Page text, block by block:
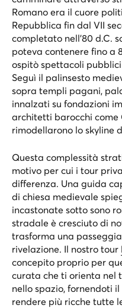
Romano era il cuore
Repubblica fin dal VII
completato nell’80 d.C.
poteva contenere fino a
ospitò spettacoli
Seguì il palinsesto
sopra templi pagani,
innalzati su fondazioni
architetti barocchi come
rimodellarono lo skyline
Questa complessità
motivo per cui i tour
differenza. Una guida
di chiesa medievale
incastonate sotto sono
stradale è cresciuto di
trasforma una
rivelazione. Il nostro tour
concepito proprio per
curata che ti orienta nel
nello spazio, fornendoti
rendere più ricche tutte